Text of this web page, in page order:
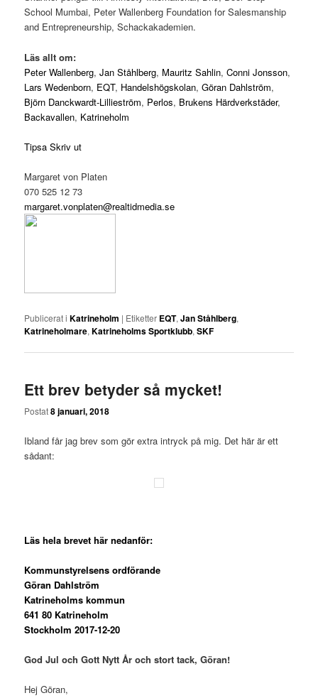
School Mumbai, Peter Wallenberg Foundation for Salesmanship
and Entrepreneurship, Schackakademien.
Läs allt om:
Peter Wallenberg,Jan Ståhlberg, Mauritz Sahlin,Conni Jonsson,
Lars Wedenborn, EQT, Handelshögskolan,Göran Dahlström,
Björn Danckwardt-Lillieström, Perlos, Brukens Härdverkstäder,
Backavallen, Katrineholm
TipsaSkriv ut
Margaret von Platen
070 525 12 73
margaret.vonplaten@realtidmedia.se
Publicerat i Katrineholm | Etiketter EQT,Jan Ståhlberg,
Katrineholmare,Katrineholms Sportklubb,SKF
Ett brev betyder så mycket!
Postat8 januari, 2018
Ibland får jag brev som gör extra intryck på mig. Det här är ett
sådant:
Läs hela brevet här nedanför:
Kommunstyrelsens ordförande
Göran Dahlström
Katrineholms kommun
641 80 Katrineholm
Stockholm 2017-12-20
God Jul och Gott Nytt År och stort tack, Göran!
Hej Göran,